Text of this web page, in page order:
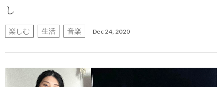
し
楽しむ 生活 音楽 Dec 24, 2020